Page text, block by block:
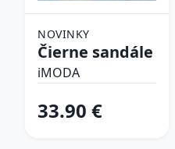
NOVINKY
Čierne sandále
iMODA
33.90 €